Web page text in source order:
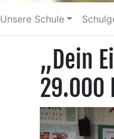
Unsere Schule
„Dein
29.000